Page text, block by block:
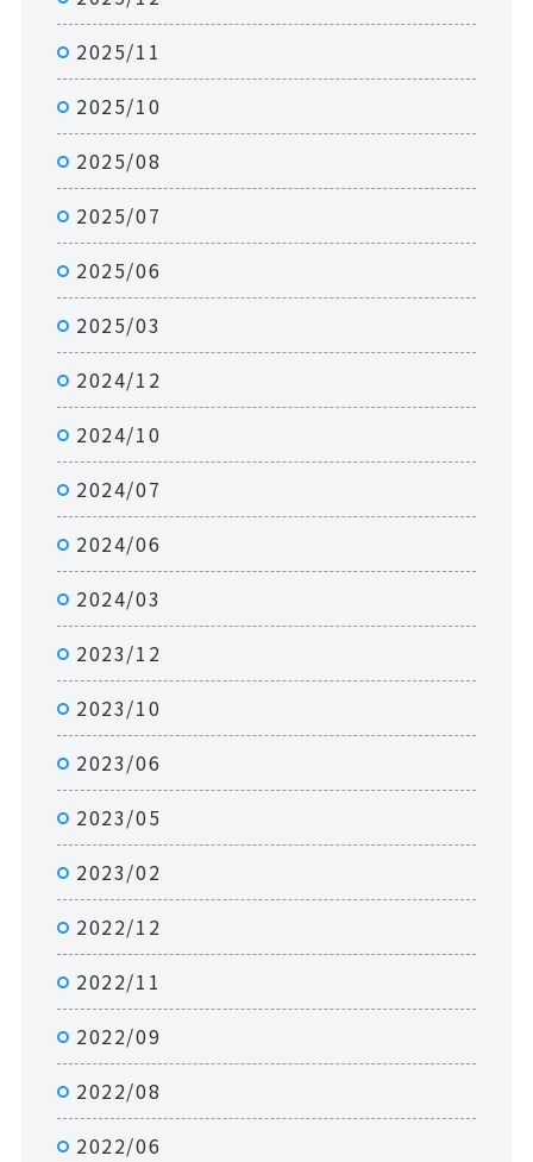
2025/11
2025/10
2025/08
2025/07
2025/06
2025/03
2024/12
2024/10
2024/07
2024/06
2024/03
2023/12
2023/10
2023/06
2023/05
2023/02
2022/12
2022/11
2022/09
2022/08
2022/06